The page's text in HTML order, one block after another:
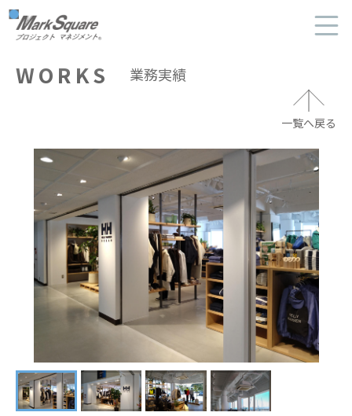
マークスクエア
HOME
業務案内
ビジネスパートナー
会社概要
会社案内-PDF-
採用情報
よくあるご質問
お問い合わせ
BLOG
WORKS 業務実績
一覧へ戻る